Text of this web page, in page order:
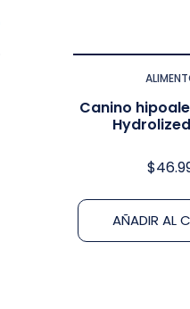
Canino
$
AÑADIR AL